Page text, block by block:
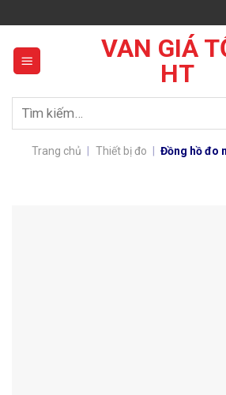
to
content
VAN GIÁ
HT
Tìm
Trang chủ Thiết bị đo Đồng hồ đo